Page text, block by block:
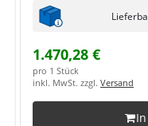
1.470,28 €
pro 1 Stück
inkl. MwSt. zzgl. Versand